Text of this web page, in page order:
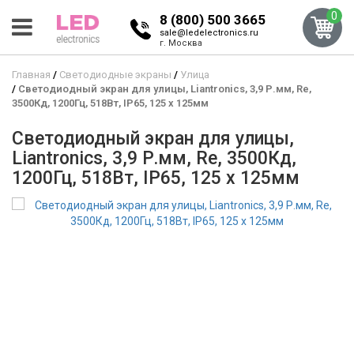
8 (800) 500 3665
sale@ledelectronics.ru
г. Москва
0
Главная Светодиодные экраны
Улица
Светодиодный экран для улицы, Liantronics, 3,9 Р.мм, Re,
3500Кд, 1200Гц, 518Вт, IP65, 125 x 125мм
Светодиодный экран для улицы,
Liantronics, 3,9 Р.мм, Re, 3500Кд,
1200Гц, 518Вт, IP65, 125 x 125мм